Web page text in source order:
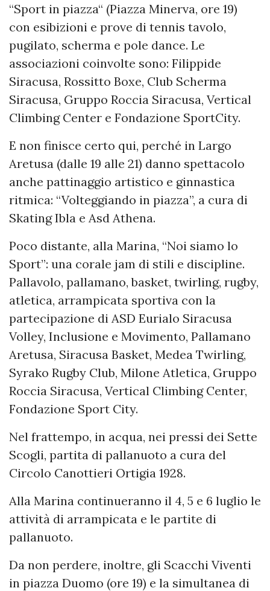
“Sport in piazza“ (Piazza Minerva, ore 19)
con esibizioni e prove di tennis tavolo,
pugilato, scherma e pole dance. Le
associazioni coinvolte sono: Filippide
Siracusa, Rossitto Boxe, Club Scherma
Siracusa, Gruppo Roccia Siracusa, Vertical
Climbing Center e Fondazione SportCity.
E non finisce certo qui, perché in Largo
Aretusa (dalle 19 alle 21) danno spettacolo
anche pattinaggio artistico e ginnastica
ritmica: “Volteggiando in piazza”, a cura di
Skating Ibla e Asd Athena.
Poco distante, alla Marina, “Noi siamo lo
Sport”: una corale jam di stili e discipline.
Pallavolo, pallamano, basket, twirling, rugby,
atletica, arrampicata sportiva con la
partecipazione di ASD Eurialo Siracusa
Volley, Inclusione e Movimento, Pallamano
Aretusa, Siracusa Basket, Medea Twirling,
Syrako Rugby Club, Milone Atletica, Gruppo
Roccia Siracusa, Vertical Climbing Center,
Fondazione Sport City.
Nel frattempo, in acqua, nei pressi dei Sette
Scogli, partita di pallanuoto a cura del
Circolo Canottieri Ortigia 1928.
Alla Marina continueranno il 4, 5 e 6 luglio le
attività di arrampicata e le partite di
pallanuoto.
Da non perdere, inoltre, gli Scacchi Viventi
in piazza Duomo (ore 19) e la simultanea di